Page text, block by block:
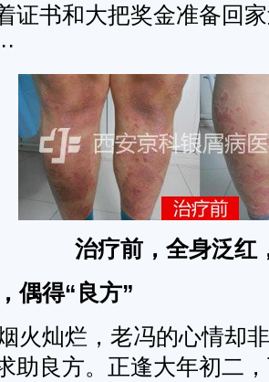
证书和大把奖金准备回
治疗前，全身泛红
偶得“良方”
火灿烂，老冯的心情却
助良方。正逢大年初二